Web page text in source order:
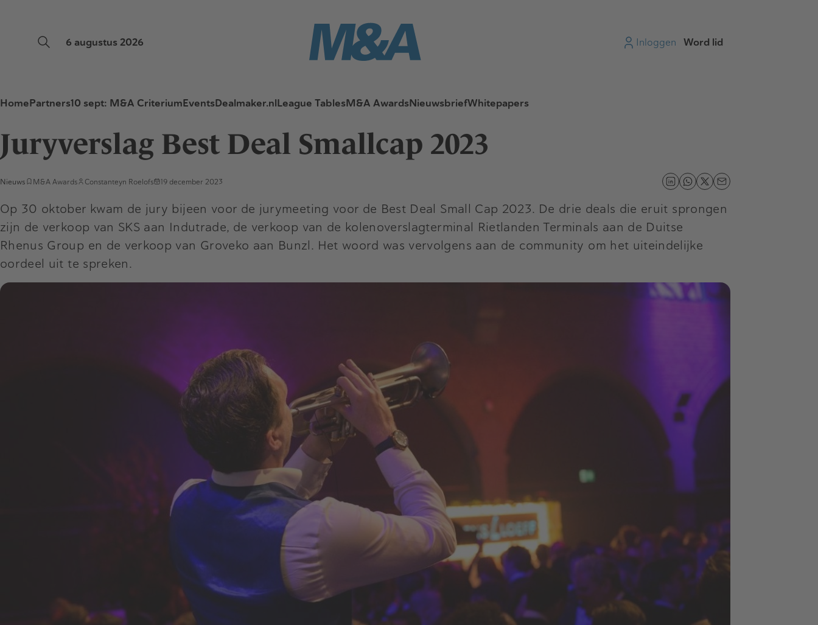
6 augustus 2026 Inloggen Word lid
HomePartners10 sept: M&A CriteriumEventsDealmaker.nlLeague TablesM&A AwardsNieuwsbriefWhitepapers
Juryverslag Best Deal Smallcap 2023
Nieuws M&A Awards Constanteyn Roelofs 19 december 2023
Op 30 oktober kwam de jury bijeen voor de jurymeeting voor de Best Deal Small Cap 2023. De drie deals die eruit sprongen
zijn de verkoop van SKS aan Indutrade, de verkoop van de kolenoverslagterminal Rietlanden Terminals aan de Duitse
Rhenus Group en de verkoop van Groveko aan Bunzl. Het woord was vervolgens aan de community om het uiteindelijke
oordeel uit te spreken.